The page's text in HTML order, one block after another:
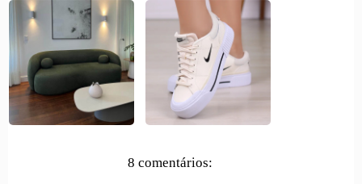
8 comentários: